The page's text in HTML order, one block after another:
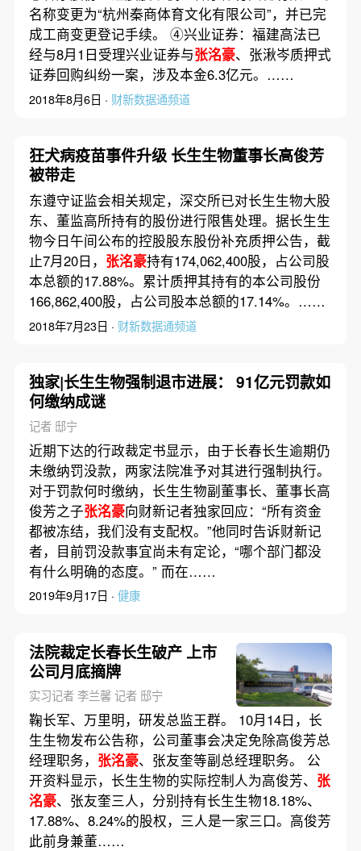
名称变更为“杭州秦商体育文化有限公司”，并已完
成工商变更登记手续。 ④兴业证券：福建高法已
经与8月1日受理兴业证券与张洺豪、张湫岑质押式
证券回购纠纷一案，涉及本金6.3亿元。……
2018年8月6日 · 财新数据通频道
狂犬病疫苗事件升级 长生生物董事长高俊芳
被带走
东遵守证监会相关规定，深交所已对长生生物大股
东、董监高所持有的股份进行限售处理。据长生生
物今日午间公布的控股股东股份补充质押公告，截
止7月20日， 张洺豪持有174,062,400股，占公司股
本总额的17.88%。累计质押其持有的本公司股份
166,862,400股，占公司股本总额的17.14%。……
2018年7月23日 · 财新数据通频道
独家|长生生物强制退市进展： 91亿元罚款如
何缴纳成谜
记者 邸宁
近期下达的行政裁定书显示，由于长春长生逾期仍
未缴纳罚没款，两家法院准予对其进行强制执行。
对于罚款何时缴纳，长生生物副董事长、董事长高
俊芳之子张洺豪向财新记者独家回应：“所有资金
都被冻结，我们没有支配权。”他同时告诉财新记
者，目前罚没款事宜尚未有定论，“哪个部门都没
有什么明确的态度。” 而在……
2019年9月17日 · 健康
法院裁定长春长生破产 上市
公司月底摘牌
实习记者 李兰馨 记者 邸宁
鞠长军、万里明，研发总监王群。 10月14日，长
生生物发布公告称，公司董事会决定免除高俊芳总
经理职务， 张洺豪、张友奎等副总经理职务。 公
开资料显示，长生生物的实际控制人为高俊芳、 张
洺豪、张友奎三人，分别持有长生生物18.18%、
17.88%、8.24%的股权，三人是一家三口。高俊芳
此前身兼董……